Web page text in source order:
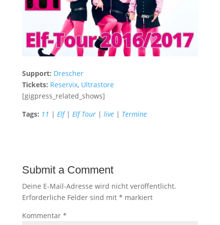
Support: Drescher
Tickets: Reservix, Ultrastore
[gigpress_related_shows]
Tags: 11 | Elf| Elf Tour| live| Termine
Submit a Comment
Deine E-Mail-Adresse wird nicht veröffentlicht.
Erforderliche Felder sind mit * markiert
Kommentar *